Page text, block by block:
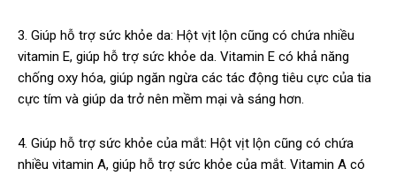
3. Giúp hỗ trợ sức khỏe da: Hột vịt lộn cũng có chứa nhiều
vitamin E, giúp hỗ trợ sức khỏe da. Vitamin E có khả năng
chống oxy hóa, giúp ngăn ngừa các tác động tiêu cực của tia
cực tím và giúp da trở nên mềm mại và sáng hơn.
4. Giúp hỗ trợ sức khỏe của mắt: Hột vịt lộn cũng có chứa
nhiều vitamin A, giúp hỗ trợ sức khỏe của mắt. Vitamin A có